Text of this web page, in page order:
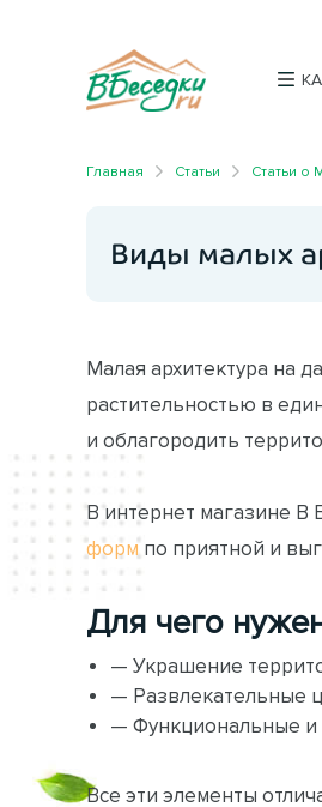
Главная Статьи Статьи о
Виды малых
Малая архитектура на
растительностью в
и облагородить
В интернет магазине В
формпо приятной и
Для чего
— Украшение
— Развлекательные
— Функциональные и
Все эти элементы